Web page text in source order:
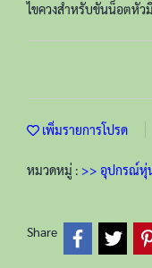
ไขควงสำหรับขันน็อตหัว
เพิ่มรายการโปรด
หมวดหมู่ : >> อุปกรณ์หุ่
Share